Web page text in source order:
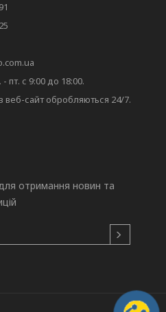
пт. с 9:00 до 18:00.
сайт обробляються 24/7.
отримання новин та